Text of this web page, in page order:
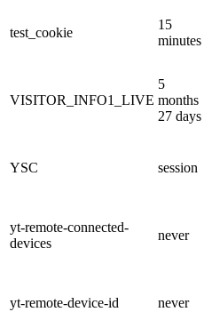
test_cookie
15
minutes
VISITOR_INFO1_LIVE
5
months
27 days
YSC session
yt-remote-connected-
devices
never
yt-remote-device-id never